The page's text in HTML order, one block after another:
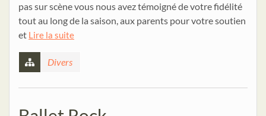
pas sur scène vous nous avez témoigné de votre fidélité
tout au long de la saison, aux parents pour votre soutien
et Lire la suite
Divers